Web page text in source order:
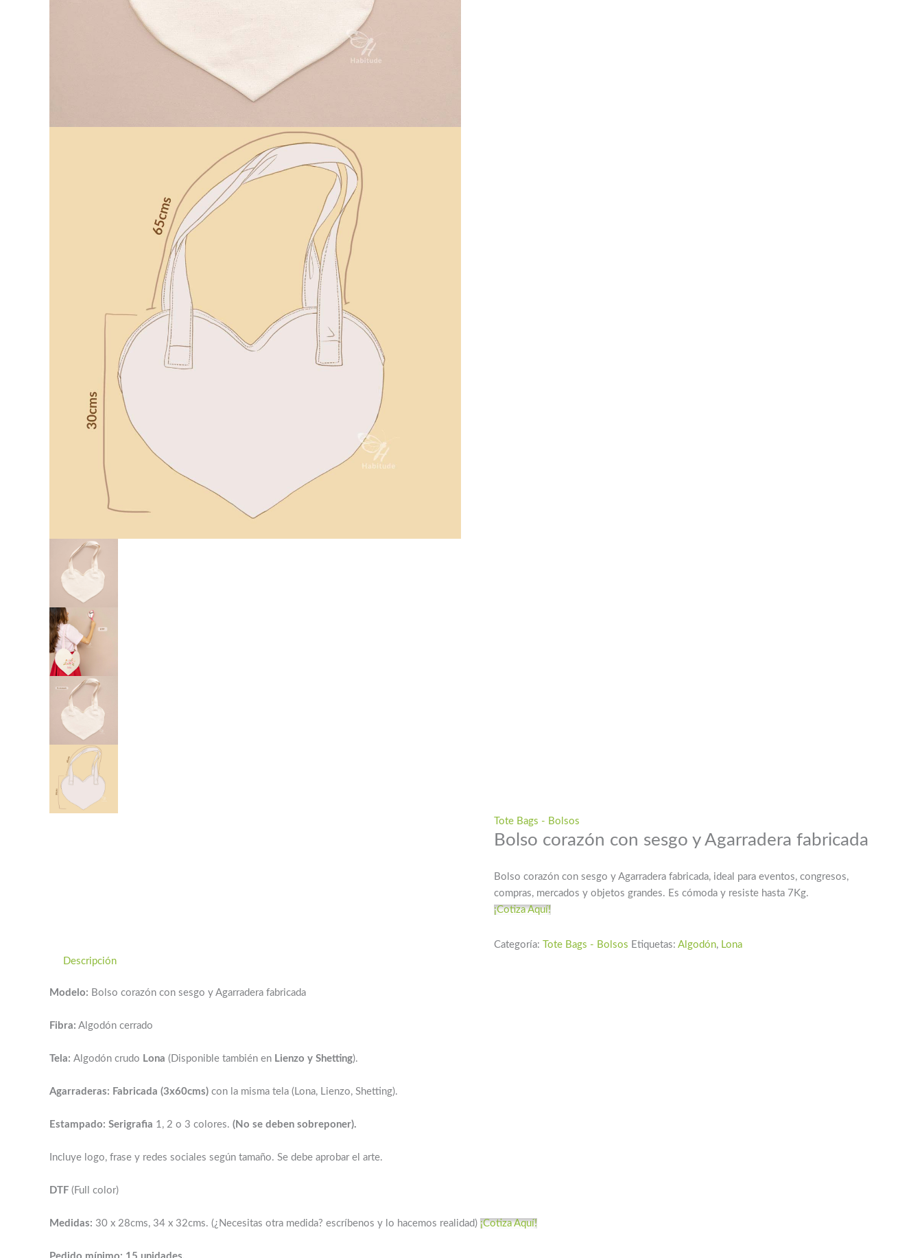
Tote Bags - Bolsos
Bolso corazón con sesgo y Agarradera fabricada
Bolso corazón con sesgo y Agarradera fabricada, ideal para eventos, congresos,
compras, mercados y objetos grandes. Es cómoda y resiste hasta 7Kg.
¡Cotiza Aquí!
Categoría: Tote Bags - Bolsos Etiquetas: Algodón, Lona
Descripción
Modelo: Bolso corazón con sesgo y Agarradera fabricada
Fibra: Algodón cerrado
Tela: Algodón crudo Lona (Disponible también en Lienzo y Shetting).
Agarraderas: Fabricada (3x60cms) con la misma tela (Lona, Lienzo, Shetting).
Estampado: Serigrafia 1, 2 o 3 colores. (No se deben sobreponer).
Incluye logo, frase y redes sociales según tamaño. Se debe aprobar el arte.
DTF (Full color)
Medidas: 30 x 28cms, 34 x 32cms. (¿Necesitas otra medida? escríbenos y lo hacemos realidad) ¡Cotiza Aquí!